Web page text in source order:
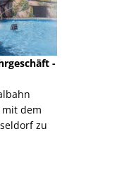
-
mit dem
zu